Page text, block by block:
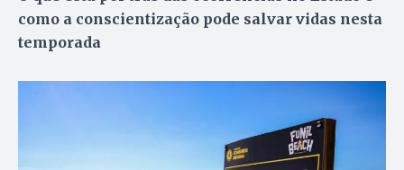
como a conscientização pode salvar vidas nesta
temporada